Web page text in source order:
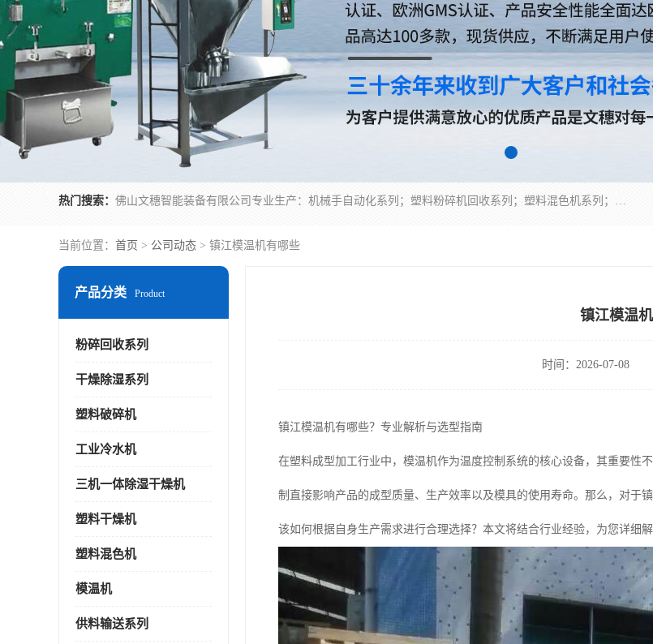
热门搜索： 佛山文穗智能装备有限公司专业生产：机械手自动化系列；塑料粉碎机回收系列；塑料混色机系列；温度控制系列：模温机，冷水机；供料输送系列：中央供料系统，欧化/独立式吸料机，分体式吸料机；整机保修一年，易损件除外。
当前位置： 首页 > 公司动态 > 镇江模温机有哪些
产品分类 Product
粉碎回收系列
干燥除湿系列
塑料破碎机
工业冷水机
三机一体除湿干燥机
塑料干燥机
塑料混色机
模温机
供料输送系列
镇江模温
时间：2026-07-08
镇江模温机有哪些？专业解析与选型指南
在塑料成型加工行业中，模温机作为温度控制系统的核心设备，其重要性
制直接影响产品的成型质量、生产效率以及模具的使用寿命。那么，对于
该如何根据自身生产需求进行合理选择？本文将结合行业经验，为您详细解